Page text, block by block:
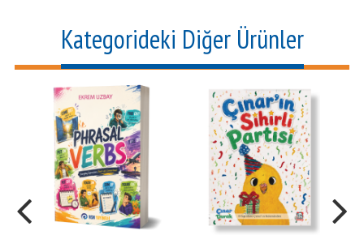
Kategorideki Diğer Ürünler